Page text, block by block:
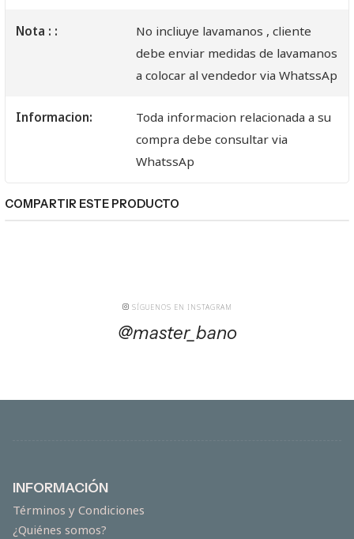
Nota : :
No incliuye lavamanos , cliente
debe enviar medidas de lavamanos
a colocar al vendedor via WhatssAp
Informacion:
Toda informacion relacionada a su
compra debe consultar via
WhatssAp
COMPARTIR ESTE PRODUCTO
SÍGUENOS EN INSTAGRAM
@master_bano
INFORMACIÓN
Términos y Condiciones
¿Quiénes somos?